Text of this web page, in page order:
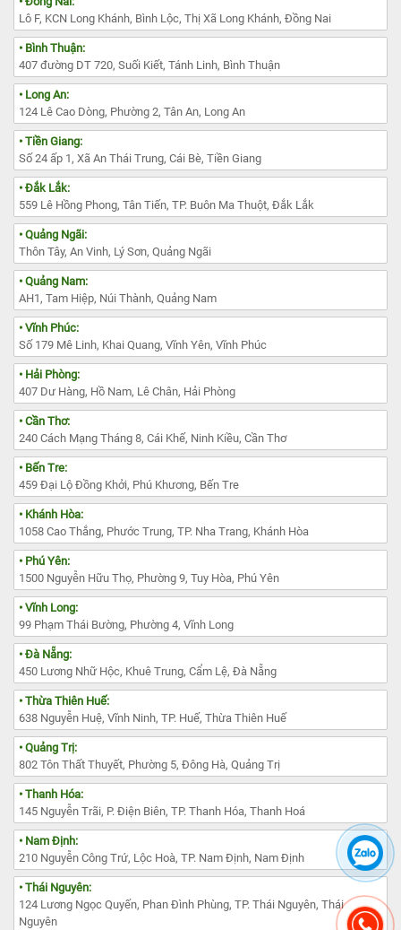
Lô F, KCN Long Khánh, Bình Lộc, Thị Xã Long Khánh, Đồng Nai
• Bình Thuận:
407 đường DT 720, Suối Kiết, Tánh Linh, Bình Thuận
• Long An:
124 Lê Cao Dòng, Phường 2, Tân An, Long An
• Tiền Giang:
Số 24 ấp 1, Xã An Thái Trung, Cái Bè, Tiền Giang
• Đắk Lắk:
559 Lê Hồng Phong, Tân Tiến, TP. Buôn Ma Thuột, Đắk Lắk
• Quảng Ngãi:
Thôn Tây, An Vinh, Lý Sơn, Quảng Ngãi
• Quảng Nam:
AH1, Tam Hiệp, Núi Thành, Quảng Nam
• Vĩnh Phúc:
Số 179 Mê Linh, Khai Quang, Vĩnh Yên, Vĩnh Phúc
• Hải Phòng:
407 Dư Hàng, Hồ Nam, Lê Chân, Hải Phòng
• Cần Thơ:
240 Cách Mạng Tháng 8, Cái Khế, Ninh Kiều, Cần Thơ
• Bến Tre:
459 Đại Lộ Đồng Khởi, Phú Khương, Bến Tre
• Khánh Hòa:
1058 Cao Thắng, Phước Trung, TP. Nha Trang, Khánh Hòa
• Phú Yên:
1500 Nguyễn Hữu Thọ, Phường 9, Tuy Hòa, Phú Yên
• Vĩnh Long:
99 Phạm Thái Bường, Phường 4, Vĩnh Long
• Đà Nẵng:
450 Lương Nhữ Hộc, Khuê Trung, Cẩm Lệ, Đà Nẵng
• Thừa Thiên Huế:
638 Nguyễn Huệ, Vĩnh Ninh, TP. Huế, Thừa Thiên Huế
• Quảng Trị:
802 Tôn Thất Thuyết, Phường 5, Đông Hà, Quảng Trị
• Thanh Hóa:
145 Nguyễn Trãi, P. Điện Biên, TP. Thanh Hóa, Thanh Hoá
• Nam Định:
210 Nguyễn Công Trứ, Lộc Hoà, TP. Nam Định, Nam Định
• Thái Nguyên:
124 Lương Ngọc Quyến, Phan Đình Phùng, TP. Thái Nguyên, Thái
Nguyên